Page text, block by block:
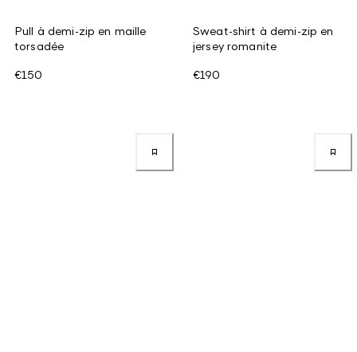
Pull à demi-zip en maille
torsadée
€150
Sweat-shirt à demi-zip en
jersey romanite
€190